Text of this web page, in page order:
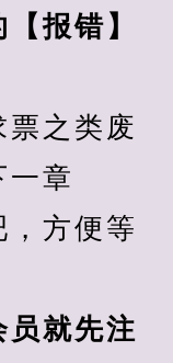
报错】
之类废
一章
方便等
就先注